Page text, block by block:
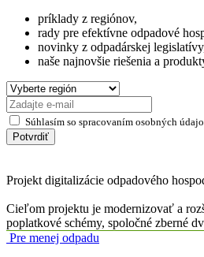
príklady z regiónov,
rady pre efektívne odpadové
novinky z odpadárskej
naše najnovšie riešenia a
Súhlasím so spracovaním osobných
Potvrdiť
Projekt digitalizácie odpadového
Cieľom projektu je modernizovať a
poplatkové schémy, spoločné zberné
Pre menej odpadu